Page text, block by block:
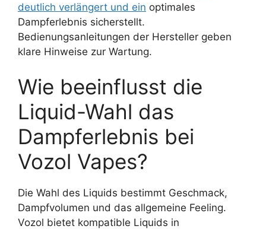
deutlich verlängert und ein optimales
Dampferlebnis sicherstellt.
Bedienungsanleitungen der Hersteller geben
klare Hinweise zur Wartung.
Wie beeinflusst die
Liquid-Wahl das
Dampferlebnis bei
Vozol Vapes?
Die Wahl des Liquids bestimmt Geschmack,
Dampfvolumen und das allgemeine Feeling.
Vozol bietet kompatible Liquids in